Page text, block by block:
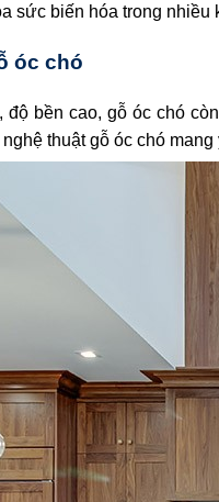
sức biến hóa trong
óc chó
độ bền cao, gỗ óc chó
thuật gỗ óc chó